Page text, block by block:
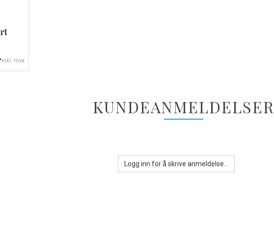
Inkl. mva
KUNDEANMELDELSER
Logg inn for å skrive anmeldelse...